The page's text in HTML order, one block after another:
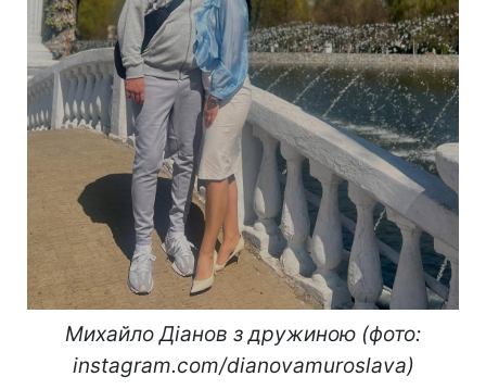
Михайло Діанов з дружиною (фото:
instagram.com/dianovamuroslava)